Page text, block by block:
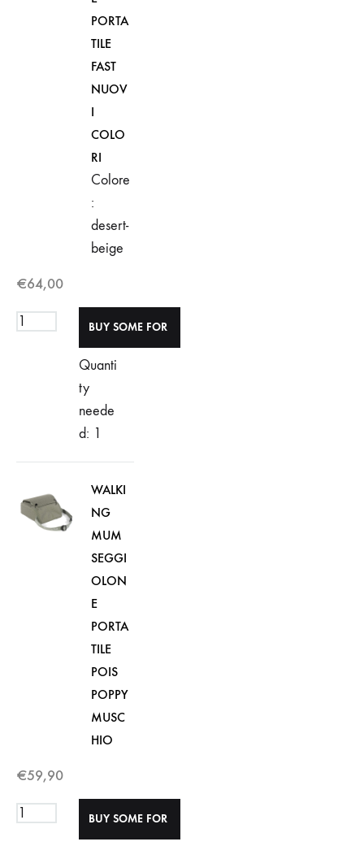
PORTA
TILE
FAST
NUOV
I
COLO
RI
Colore
:
desert-
beige
€64,00
Quanti
ty
neede
d: 1
WALKI
NG
MUM
SEGGI
OLON
E
PORTA
TILE
POIS
POPPY
MUSC
HIO
€59,90